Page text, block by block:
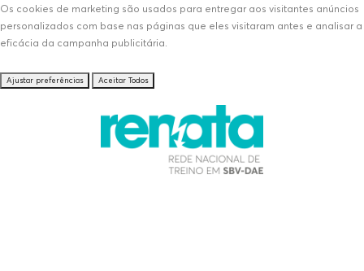
Os cookies de marketing são usados para entregar aos visitantes anúncios
personalizados com base nas páginas que eles visitaram antes e analisar a
eficácia da campanha publicitária.
Ajustar preferências Aceitar Todos